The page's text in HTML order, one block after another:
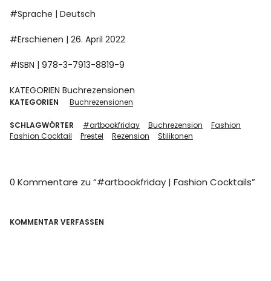
#Sprache | Deutsch
#Erschienen | 26. April 2022
#ISBN | 978-3-7913-8819-9
KATEGORIEN Buchrezensionen
KATEGORIEN Buchrezensionen
SCHLAGWÖRTER #artbookfriday Buchrezension
Fashion
Fashion Cocktail
Prestel Rezension Stilikonen
0 Kommentare zu “#artbookfriday | Fashion Cocktails”
KOMMENTAR VERFASSEN